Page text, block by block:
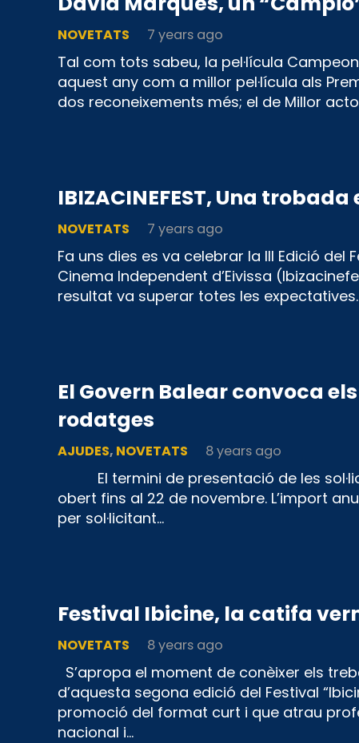
NOVETATS 7 years ago
Tal com tots sabeu, la pel·lícula
aquest any com a millor pel·lícula als
dos reconeixements més; el de Millor
IBIZACINEFEST, Una
NOVETATS 7 years ago
Fa uns dies es va celebrar la III Edició del
Cinema Independent d’Eivissa
resultat va superar totes les expectatives.
El Govern Balear convoca
rodatges
AJUDES, NOVETATS 8 years ago
El termini de presentació de les
obert fins al 22 de novembre. L’import
per sol·licitant…
Festival Ibicine, la catifa
NOVETATS 8 years ago
S’apropa el moment de conèixer els
d’aquesta segona edició del Festival
promoció del format curt i que atrau
nacional i…